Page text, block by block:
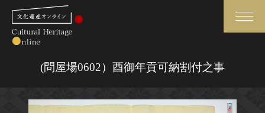
(問屋場0602）酉御年貢可納割付之事